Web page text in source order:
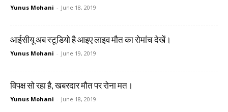
Yunus Mohani - June 18, 2019
आईसीयू अब स्टूडियो है आइए लाइव मौत का रोमांच देखें।
Yunus Mohani - June 19, 2019
विपक्ष सो रहा है, खबरदार मौत पर रोना मत।
Yunus Mohani - June 18, 2019